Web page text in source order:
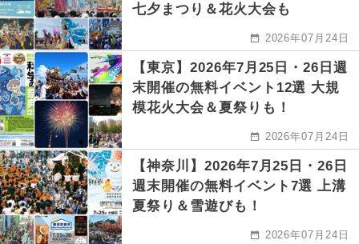
七夕まつり＆花火大会も
2026年07月24日
【東京】2026年7月25日・26日週
末開催の無料イベント12選 大規
模花火大会＆夏祭りも！
2026年07月24日
【神奈川】2026年7月25日・26日
週末開催の無料イベント7選 上溝
夏祭り＆雪遊びも！
2026年07月24日